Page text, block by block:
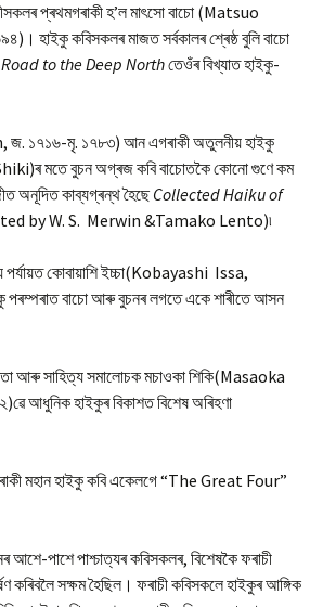
প্ৰথমগৰাকী হ’ল মাৎসো বাচো (Matsuo
হাইকু কবিসকলৰ মাজত সৰ্বকালৰ শ্ৰেষ্ঠ বুলি বাচো
to the Deep Northতেওঁৰ বিখ্যাত হাইকু-
জ. ১৭১৬-মৃ. ১৭৮৩) আন এগৰাকী অতুলনীয় হাইকু
মতে বুচন অগ্ৰজ কবি বাচোতকৈ কোনো গুণে কম
অনূদিত কাব্যগ্ৰন্থ হৈছেCollected Haiku of
by W. S. Merwin &Tamako Lento)৷
পৰ্যায়ত কোবায়াশি ইচ্চা(Kobayashi Issa,
বাচো আৰু বুচনৰ লগতে একে শাৰীতে আসন
আৰু সাহিত্য সমালোচক মচাওকা শিকি(Masaoka
আধুনিক হাইকুৰ বিকাশত বিশেষ অৰিহণা
মহান হাইকু কবি একেলগে “The Great Four”
আশে-পাশে পাশ্চাত্যৰ কবিসকলৰ, বিশেষকৈ ফৰাচী
সক্ষম হৈছিল। ফৰাচী কবিসকলে হাইকুৰ আঙ্গিক